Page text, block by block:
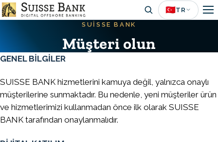
Skip
to
🇹🇷TR
SUISSE BANK
Müşteri olun
GENEL BİLGİLER
SUISSE BANK hizmetlerini kamuya değil, yalnızca onaylı
müşterilerine sunmaktadır. Bu nedenle, yeni müşteriler ürün
ve hizmetlerimizi kullanmadan önce ilk olarak SUISSE
BANK tarafından onaylanmalıdır.